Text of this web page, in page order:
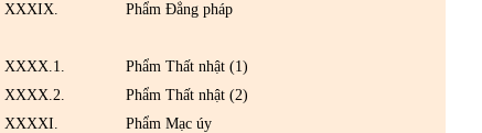
XXXIX.
Phẩm Đẳng pháp
XXXX.1.
Phẩm Thất nhật (1)
XXXX.2.
Phẩm Thất nhật (2)
XXXXI.
Phẩm Mạc úy